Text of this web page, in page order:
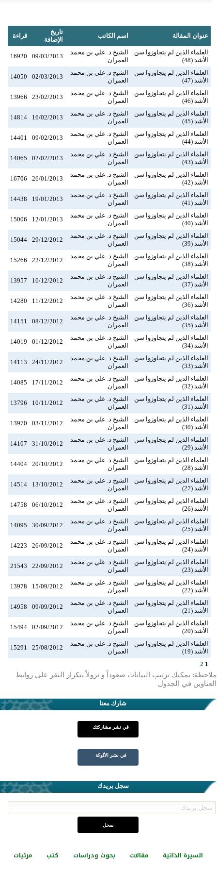
عنوان المقالة اسم الكاتب
تاريخ
الإضافة
قراءة
العلماء الذين لم يتجاوزوا سن
الأشد (48)
الشيخ د. علي بن محمد
العمران
09/03/2013
16920
العلماء الذين لم يتجاوزوا سن
الأشد (47)
الشيخ د. علي بن محمد
العمران
02/03/2013
14050
العلماء الذين لم يتجاوزوا سن
الأشد (46)
الشيخ د. علي بن محمد
العمران
23/02/2013
13966
العلماء الذين لم يتجاوزوا سن
الأشد (45)
الشيخ د. علي بن محمد
العمران
16/02/2013
14814
العلماء الذين لم يتجاوزوا سن
الأشد (44)
الشيخ د. علي بن محمد
العمران
09/02/2013
14401
العلماء الذين لم يتجاوزوا سن
الأشد (43)
الشيخ د. علي بن محمد
العمران
02/02/2013
14065
العلماء الذين لم يتجاوزوا سن
الأشد (42)
الشيخ د. علي بن محمد
العمران
26/01/2013
16706
العلماء الذين لم يتجاوزوا سن
الأشد (41)
الشيخ د. علي بن محمد
العمران
19/01/2013
14438
العلماء الذين لم يتجاوزوا سن
الأشد (40)
الشيخ د. علي بن محمد
العمران
12/01/2013
15006
العلماء الذين لم يتجاوزوا سن
الأشد (39)
الشيخ د. علي بن محمد
العمران
29/12/2012
15044
العلماء الذين لم يتجاوزوا سن
الأشد (38)
الشيخ د. علي بن محمد
العمران
22/12/2012
15266
العلماء الذين لم يتجاوزوا سن
الأشد (37)
الشيخ د. علي بن محمد
العمران
16/12/2012
13957
العلماء الذين لم يتجاوزوا سن
الأشد (36)
الشيخ د. علي بن محمد
العمران
11/12/2012
14280
العلماء الذين لم يتجاوزوا سن
الأشد (35)
الشيخ د. علي بن محمد
العمران
08/12/2012
14151
العلماء الذين لم يتجاوزوا سن
الأشد (34)
الشيخ د. علي بن محمد
العمران
01/12/2012
14019
العلماء الذين لم يتجاوزوا سن
الأشد (33)
الشيخ د. علي بن محمد
العمران
24/11/2012
14113
العلماء الذين لم يتجاوزوا سن
الأشد (32)
الشيخ د. علي بن محمد
العمران
17/11/2012
14085
العلماء الذين لم يتجاوزوا سن
الأشد (31)
الشيخ د. علي بن محمد
العمران
10/11/2012
13796
العلماء الذين لم يتجاوزوا سن
الأشد (30)
الشيخ د. علي بن محمد
العمران
03/11/2012
13970
العلماء الذين لم يتجاوزوا سن
الأشد (29)
الشيخ د. علي بن محمد
العمران
31/10/2012
14107
العلماء الذين لم يتجاوزوا سن
الأشد (28)
الشيخ د. علي بن محمد
العمران
20/10/2012
14404
العلماء الذين لم يتجاوزوا سن
الأشد (27)
الشيخ د. علي بن محمد
العمران
13/10/2012
14514
العلماء الذين لم يتجاوزوا سن
الأشد (26)
الشيخ د. علي بن محمد
العمران
06/10/2012
14758
العلماء الذين لم يتجاوزوا سن
الأشد (25)
الشيخ د. علي بن محمد
العمران
30/09/2012
14095
العلماء الذين لم يتجاوزوا سن
الأشد (24)
الشيخ د. علي بن محمد
العمران
26/09/2012
14223
العلماء الذين لم يتجاوزوا سن
الأشد (23)
الشيخ د. علي بن محمد
العمران
22/09/2012
21543
العلماء الذين لم يتجاوزوا سن
الأشد (22)
الشيخ د. علي بن محمد
العمران
15/09/2012
13978
العلماء الذين لم يتجاوزوا سن
الأشد (21)
الشيخ د. علي بن محمد
العمران
09/09/2012
14958
العلماء الذين لم يتجاوزوا سن
الأشد (20)
الشيخ د. علي بن محمد
العمران
02/09/2012
15494
العلماء الذين لم يتجاوزوا سن
الأشد (19)
الشيخ د. علي بن محمد
العمران
25/08/2012
15291
1
2
ملاحظة: يمكنك ترتيب البيانات صعوداً و نزولاً بتكرار النقر على روابط
العناوين في الجدول
شارك معنا
في نشر مشاركتك
في نشر الألوكة
سجل بريدك
السيرة الذاتية مقالات بحوث ودراسات كتب مرئيات